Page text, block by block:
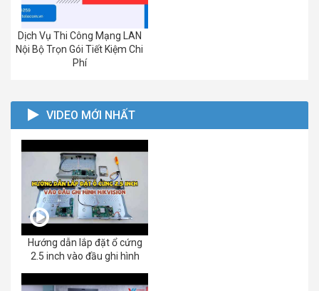
Dịch Vụ Thi Công Mạng LAN
Nội Bộ Trọn Gói Tiết Kiệm Chi
Phí
VIDEO MỚI NHẤT
Hướng dẫn lắp đặt ổ cứng
2.5 inch vào đầu ghi hình